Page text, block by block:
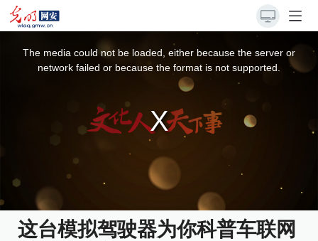
The media could not be loaded, either because the server or
network failed or because the format is not supported.
这台模拟驾驶器为你科普车联网